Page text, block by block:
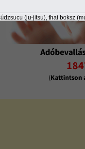
(ju-jitsu), thai boksz
(Kattintson